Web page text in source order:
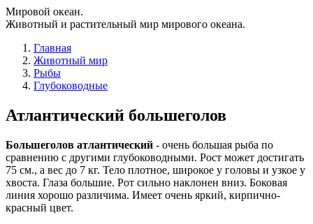
Мировой океан.
Животный и растительный мир мирового океана.
Главная
Животный мир
Рыбы
Глубоководные
Атлантический большеголов
Большеголов атлантический - очень большая рыба по
сравнению с другими глубоководными. Рост может достигать
75 см., а вес до 7 кг. Тело плотное, широкое у головы и узкое у
хвоста. Глаза большие. Рот сильно наклонен вниз. Боковая
линия хорошо различима. Имеет очень яркий, кирпично-
красный цвет.